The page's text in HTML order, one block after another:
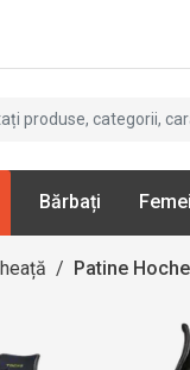
Bărbați Femei
/ Patine